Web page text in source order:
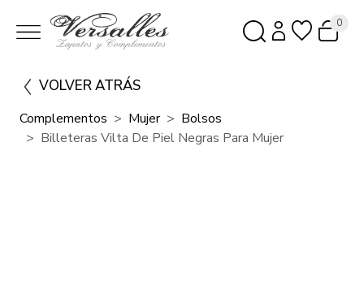
0
VOLVER ATRÁS
Complementos Mujer
Bolsos
Billeteras Vilta De Piel Negras Para Mujer